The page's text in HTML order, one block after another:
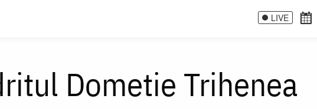
LIVE
Dometie Trihenea